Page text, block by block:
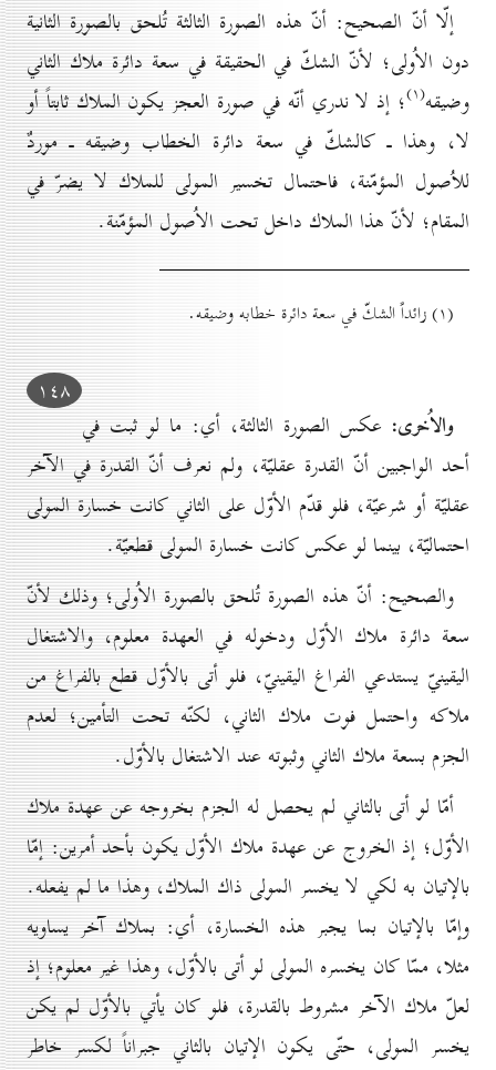
إلّا أنّ الصحيح: أنّ هذه الصورة الثالثة تُلحق بالصورة الثانية
دون الاُولى؛ لأنّ الشكّ في الحقيقة في سعة دائرة ملاك الثاني
وضيقه(۱) ؛ إذ لا ندري أنّه في صورة العجز يكون الملاك ثابتاً أو
لا، وهذا ـ كالشكّ في سعة دائرة الخطاب وضيقه ـ موردٌ
للاُصول المؤمّنة، فاحتمال تخسير المولى للملاك لا يضرّ في
المقام؛ لأنّ هذا الملاك داخل تحت الاُصول المؤمّنة.
(۱) زائداً الشكّ في سعة دائرة خطابه وضيقه.
۱٤۸
والاُخرى: عكس الصورة الثالثة، أي: ما لو ثبت في
أحد الواجبين أنّ القدرة عقليّة، ولم نعرف أنّ القدرة في الآخر
عقليّة أو شرعيّة، فلو قدّم الأوّل على الثاني كانت خسارة المولى
احتماليّة، بينما لو عكس كانت خسارة المولى قطعيّة.
والصحيح: أنّ هذه الصورة تُلحق بالصورة الاُولى؛ وذلك لأنّ
سعة دائرة ملاك الأوّل ودخوله في العهدة معلوم، والاشتغال
اليقينيّ يستدعي الفراغ اليقينيّ، فلو أتى بالأوّل قطع بالفراغ من
ملاكه واحتمل فوت ملاك الثاني، لكنّه تحت التأمين؛ لعدم
الجزم بسعة ملاك الثاني وثبوته عند الاشتغال بالأوّل.
أمّا لو أتى بالثاني لم يحصل له الجزم بخروجه عن عهدة ملاك
الأوّل؛ إذ الخروج عن عهدة ملاك الأوّل يكون بأحد أمرين: إمّا
بالإتيان به لكي لا يخسر المولى ذاك الملاك، وهذا ما لم يفعله.
وإمّا بالإتيان بما يجبر هذه الخسارة، أي: بملاك آخر يساويه
مثلا، ممّا كان يخسره المولى لو أتى بالأوّل، وهذا غير معلوم؛ إذ
لعلّ ملاك الآخر مشروط بالقدرة، فلو كان يأتي بالأوّل لم يكن
يخسر المولى، حتّى يكون الإتيان بالثاني جبراناً لكسر خاطر